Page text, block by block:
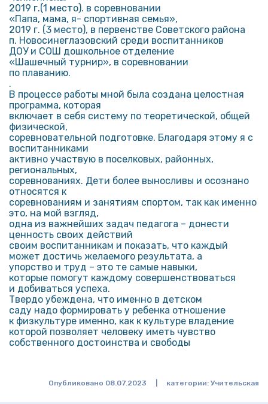
2019 г.(1 место). в соревновании
«Папа, мама, я- спортивная семья»,
2019 г. (3 место), в первенстве Советского района
п. Новосинеглазовский среди воспитанников
ДОУ и СОШ дошкольное отделение
«Шашечный турнир», в соревновании
по плаванию.
.
В процессе работы мной была создана целостная
программа, которая
включает в себя систему по теоретической, общей
физической,
соревновательной подготовке. Благодаря этому я с
воспитанниками
активно участвую в поселковых, районных,
региональных,
соревнованиях. Дети более выносливы и осознано
относятся к
соревнованиям и занятиям спортом, так как именно
это, на мой взгляд,
одна из важнейших задач педагога – донести
ценность своих действий
своим воспитанникам и показать, что каждый
может достичь желаемого результата, а
упорство и труд – это те самые навыки,
которые помогут каждому совершенствоваться
и добиваться успеха.
Твердо убеждена, что именно в детском
саду надо формировать у ребенка отношение
к физкультуре именно, как к культуре владение
которой позволяет человеку иметь чувство
собственного достоинства и свободы
Опубликовано 08.07.2023 категории: Учительская